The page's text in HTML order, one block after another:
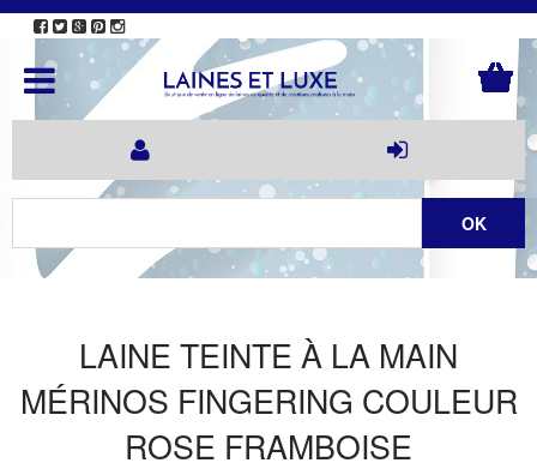
LAINE TEINTE À LA MAIN
MÉRINOS FINGERING COULEUR
ROSE FRAMBOISE